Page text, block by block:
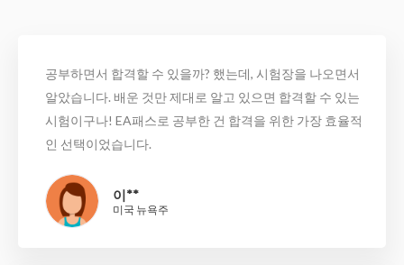
공부하면서 합격할 수 있을까? 했는데, 시험장을 나오면서
알았습니다. 배운 것만 제대로 알고 있으면 합격할 수 있는
시험이구나! EA패스로 공부한 건 합격을 위한 가장 효율적
인 선택이었습니다.
이**
미국 뉴욕주